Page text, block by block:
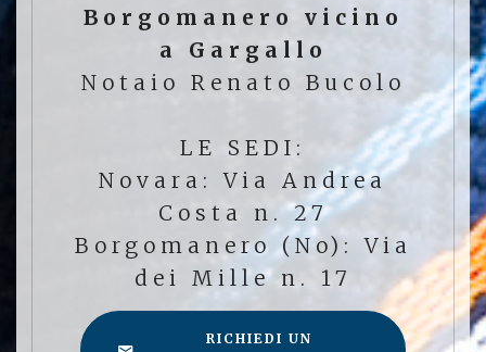
Borgomanero vicino
a Gargallo
Notaio Renato Bucolo
LE SEDI:
Novara: Via Andrea
Costa n. 27
Borgomanero (No): Via
dei Mille n. 17
RICHIEDI UN